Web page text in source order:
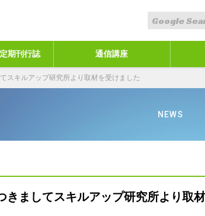
期刊行誌 通信講座
スキルアップ研究所より取材を受けました
NEWS
きましてスキルアップ研究所より取